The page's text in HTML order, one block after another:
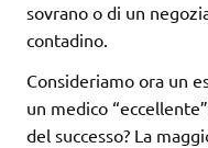
sovrano o di un
contadino.
Consideriamo ora un
un medico
del successo? La